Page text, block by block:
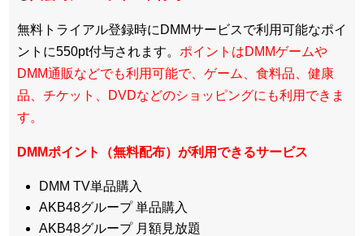
無料トライアル登録時にDMMサービスで利用可能なポイ
ントに550pt付与されます。 ポイントはDMMゲームや
DMM通販などでも利用可能で、ゲーム、食料品、健康
品、チケット、DVDなどのショッピングにも利用できま
す。
DMMポイント（無料配布）が利用できるサービス
DMM TV単品購入
AKB48グループ 単品購入
AKB48グループ 月額見放題